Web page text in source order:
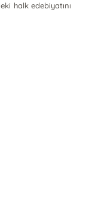
halk edebiyatını